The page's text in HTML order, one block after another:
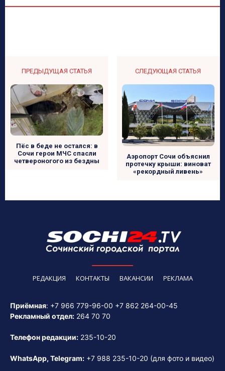
ПРЕДЫДУЩАЯ СТАТЬЯ
Пёс в беде не остался: в
Сочи герои МЧС спасли
четвероногого из бездны
СЛЕДУЮЩАЯ СТАТЬЯ
Аэропорт Сочи объяснил
протечку крыши: виноват
«рекордный ливень»
РЕДАКЦИЯ КОНТАКТЫ ВАКАНСИИ РЕКЛАМА
Приёмная: +7 966 779-96-00 +7 862 264-00-45
Рекламный отдел: 264 70 70
Телефон редакции: 235-10-20
WhatsApp, Telegram: +7 988 235-10-20 (для фото и видео)